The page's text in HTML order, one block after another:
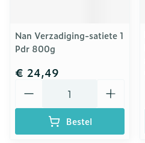
Nan Verzadiging-satiete 1
Pdr 800g
€ 24,49
Bestel